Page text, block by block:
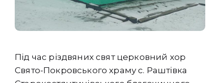
Під час різдвяних свят церковний хор
Свято-Покровського храму с. Раштівка